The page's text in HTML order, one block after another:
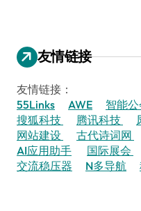
友情链接
友情链接：
55Links
AWE 智能公
搜狐科技
腾讯科技
网站建设
古代诗词网
AI应用助手
国际展会
交流稳压器
N多导航